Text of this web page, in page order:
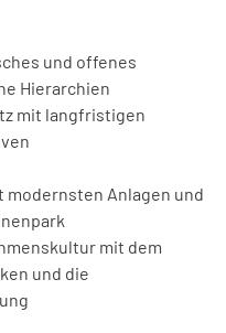
und offenes
Hierarchien
mit langfristigen
Anlagen und
mit dem
und die